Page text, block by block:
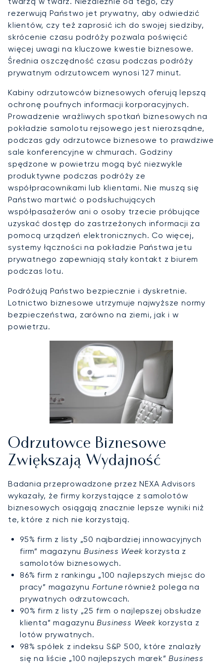
rezerwują Państwo jet prywatny, aby odwiedzić
klientów, czy też zaprosić ich do swojej siedziby,
skrócenie czasu podróży pozwala poświęcić
więcej uwagi na kluczowe kwestie biznesowe.
Średnia oszczędność czasu podczas podróży
prywatnym odrzutowcem wynosi 127 minut.
Kabiny odrzutowców biznesowych oferują lepszą
ochronę poufnych informacji korporacyjnych.
Prowadzenie wrażliwych spotkań biznesowych na
pokładzie samolotu rejsowego jest nierozsądne,
podczas gdy odrzutowce biznesowe to prawdziwe
sale konferencyjne w chmurach. Godziny
spędzone w powietrzu mogą być niezwykle
produktywne podczas podróży ze
współpracownikami lub klientami. Nie muszą się
Państwo martwić o podsłuchujących
współpasażerów ani o osoby trzecie próbujące
uzyskać dostęp do zastrzeżonych informacji za
pomocą urządzeń elektronicznych. Co więcej,
systemy łączności na pokładzie Państwa jetu
prywatnego zapewniają stały kontakt z biurem
podczas lotu.
Podróżują Państwo bezpiecznie i dyskretnie.
Lotnictwo biznesowe utrzymuje najwyższe normy
bezpieczeństwa, zarówno na ziemi, jak i w
powietrzu.
Odrzutowce Biznesowe
Zwiększają Wydajność
Badania przeprowadzone przez NEXA Advisors
wykazały, że firmy korzystające z samolotów
biznesowych osiągają znacznie lepsze wyniki niż
te, które z nich nie korzystają.
95% firm z listy „50 najbardziej innowacyjnych
firm” magazynuBusiness Week korzysta z
samolotów biznesowych.
86% firm z rankingu „100 najlepszych miejsc do
pracy” magazynu Fortunerównież polega na
prywatnych odrzutowcach.
90% firm z listy „25 firm o najlepszej obsłudze
klienta” magazynuBusiness Week korzysta z
lotów prywatnych.
98% spółek z indeksu S&P 500, które znalazły
się na liście „100 najlepszych marek”Business